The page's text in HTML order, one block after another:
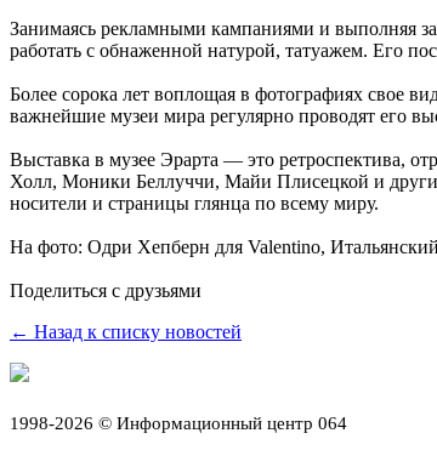
Занимаясь рекламными кампаниями и выполняя
работать с обнаженной натурой, татуажем. Его
Более сорока лет воплощая в фотографиях свое
важнейшие музеи мира регулярно проводят его
Выставка в музее Эрарта — это ретроспектива,
Холл, Моники Беллуччи, Майи Плисецкой и
носители и страницы глянца по всему миру.
На фото: Одри Хепберн для Valentino,
Поделиться с друзьями
← Назад к списку новостей
1998-2026 © Информационный центр 064